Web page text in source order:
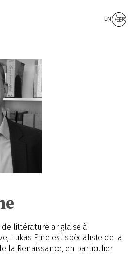
EN FR
littérature anglaise à
Lukas Erne est spécialiste de la
la Renaissance, en particulier